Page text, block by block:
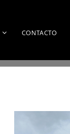
CONTACTO